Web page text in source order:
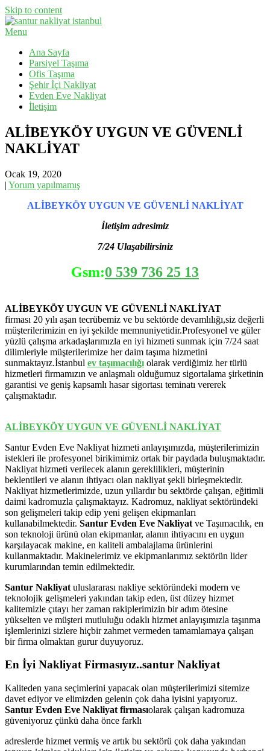
Skip to content
Santur Nakliyat
Menu
Ana Sayfa
Parsiyel Taşıma
Ofis Taşıma
Şehir İçi Nakliyat
Evden Eve Nakliyat
İletişim
ALİBEYKÖY UYGUN VE GÜVENLİ
NAKLİYAT
Ocak 19, 2020
| Yorum yapılmamış
ALİBEYKÖY UYGUN VE GÜVENLİ NAKLİYAT
İletişim adresimiz
7/24 Ulaşabilirsiniz
Gsm:0 539 736 25 13
ALİBEYKÖY UYGUN VE GÜVENLİ NAKLİYAT
firması 20 yılı aşan tecrübemiz ve bu sektörde devamlılığı,siz değerli
müşterilerimizin en iyi şekilde memnuniyetidir.Profesyonel ve güler
yüzlü çalışma arkadaşlarımızla en iyi hizmeti sunmak için 7/24 saat
dilimleriyle müşterilerimize her daim taşıma hizmetini
sunmaktayız.İstanbul ev taşımacılığı olarak verdiğimiz her türlü
hizmetleri firmamızın ve anlaşmalı olduğumuz sigortalama şirketinin
garantisi ve geniş kapsamlı hasar sigortası teminatı vererek
çalışmaktadır.
ALİBEYKÖY UYGUN VE GÜVENLİ NAKLİYAT
Santur Evden Eve Nakliyat hizmeti anlayışımızda, müşterilerimizin
istekleri ile profesyonel birikimimiz ortak bir paydada buluşmaktadır.
Nakliyat hizmeti verilecek alanın gereklilikleri, müşterinin
beklentileri ve alanın ihtiyacı olan nakliyat şekli birleşmektedir.
Nakliyat hizmetlerimizde, uzun yıllardır bu sektörde çalışan, eğitimli
daimi kadromuzla çalışmaktayız. Kadromuz, nakliyat sektöründeki
son gelişmeleri takip edip yeni gelişen ekipmanları
kullanabilmektedir. Santur Evden Eve Nakliyat ve Taşımacılık, en
son teknoloji ürünü olan ekipmanlar, alanın ihtiyacını en uygun
karşılayacak makine, en kaliteli ambalajlama ürünlerini
kullanmaktadır. Makinelerimiz ve ekipmanlarımız sektörün lider
kurumlarından temin edilmektedir.
Santur Nakliyat uluslararası nakliye sektöründeki modern ve
teknolojik gelişmeleri yakından takip eden, üst düzey hizmet
kalitemizle çıtayı her zaman rakiplerimizin bir adım ötesine
yükselten ve müşteri mutluluğu odaklı hizmet anlayışımızla taşınma
işlemlerinizi sizlere hiçbir zahmet vermeden tamamlamaya çalışan
bir firma olmaktan gurur duyuyoruz.
En İyi Nakliyat Firmasıyız..santur Nakliyat
Kaliteden yana seçimlerini yapacak olan müşterilerimizi sitemize
davet ediyor ve elimizden gelenin çok daha iyisini yapıyoruz.
Santur Evden Eve Nakliyat firmasıolarak çalışan kadromuza
güveniyoruz çünkü daha önce farklı
adreslerde hizmet vermiş ve artık bu sektörü çok daha yakından